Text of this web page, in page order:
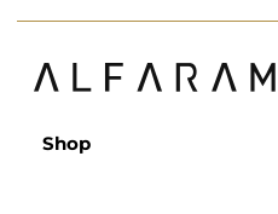
Shop